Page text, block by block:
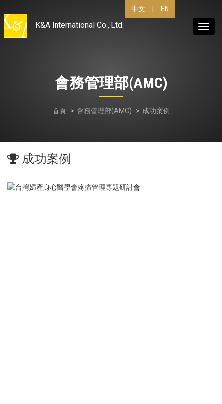
中文 EN
K&A International Co., Ltd.
會務管理部(AMC)
首頁 會務管理部(AMC) 成功案例
成功案例